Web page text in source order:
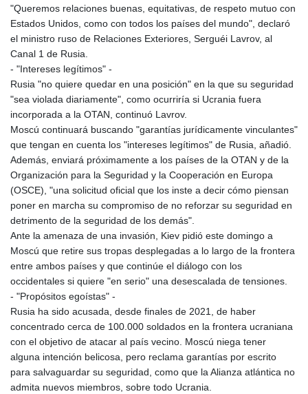
"Queremos relaciones buenas, equitativas, de respeto mutuo con
Estados Unidos, como con todos los países del mundo", declaró
el ministro ruso de Relaciones Exteriores, Serguéi Lavrov, al
Canal 1 de Rusia.
- "Intereses legítimos" -
Rusia "no quiere quedar en una posición" en la que su seguridad
"sea violada diariamente", como ocurriría si Ucrania fuera
incorporada a la OTAN, continuó Lavrov.
Moscú continuará buscando "garantías jurídicamente vinculantes"
que tengan en cuenta los "intereses legítimos" de Rusia, añadió.
Además, enviará próximamente a los países de la OTAN y de la
Organización para la Seguridad y la Cooperación en Europa
(OSCE), "una solicitud oficial que los inste a decir cómo piensan
poner en marcha su compromiso de no reforzar su seguridad en
detrimento de la seguridad de los demás".
Ante la amenaza de una invasión, Kiev pidió este domingo a
Moscú que retire sus tropas desplegadas a lo largo de la frontera
entre ambos países y que continúe el diálogo con los
occidentales si quiere "en serio" una desescalada de tensiones.
- "Propósitos egoístas" -
Rusia ha sido acusada, desde finales de 2021, de haber
concentrado cerca de 100.000 soldados en la frontera ucraniana
con el objetivo de atacar al país vecino. Moscú niega tener
alguna intención belicosa, pero reclama garantías por escrito
para salvaguardar su seguridad, como que la Alianza atlántica no
admita nuevos miembros, sobre todo Ucrania.